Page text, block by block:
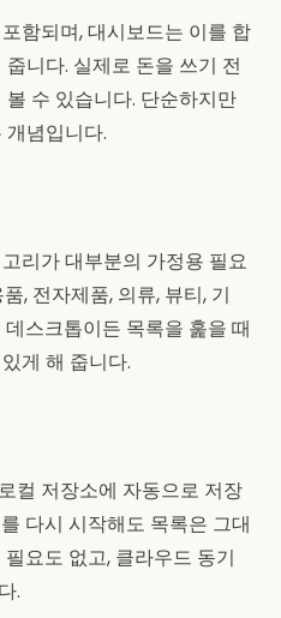
함되며, 대시보드는 이를 합
니다. 실제로 돈을 쓰기 전
수 있습니다. 단순하지만
념입니다.
리가 대부분의 가정용 필요
, 전자제품, 의류, 뷰티, 기
스크톱이든 목록을 훑을 때
게 해 줍니다.
컬 저장소에 자동으로 저장
다시 시작해도 목록은 그대
요도 없고, 클라우드 동기
.